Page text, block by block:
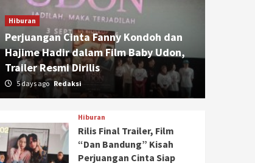
Hiburan
Perjuangan Cinta Fanny Kondoh dan
Hajime Hadir dalam Film Baby Udon,
Trailer Resmi Dirilis
5 days ago Redaksi
Hiburan
Rilis Final Trailer, Film
“Dan Bandung” Kisah
Perjuangan Cinta Siap